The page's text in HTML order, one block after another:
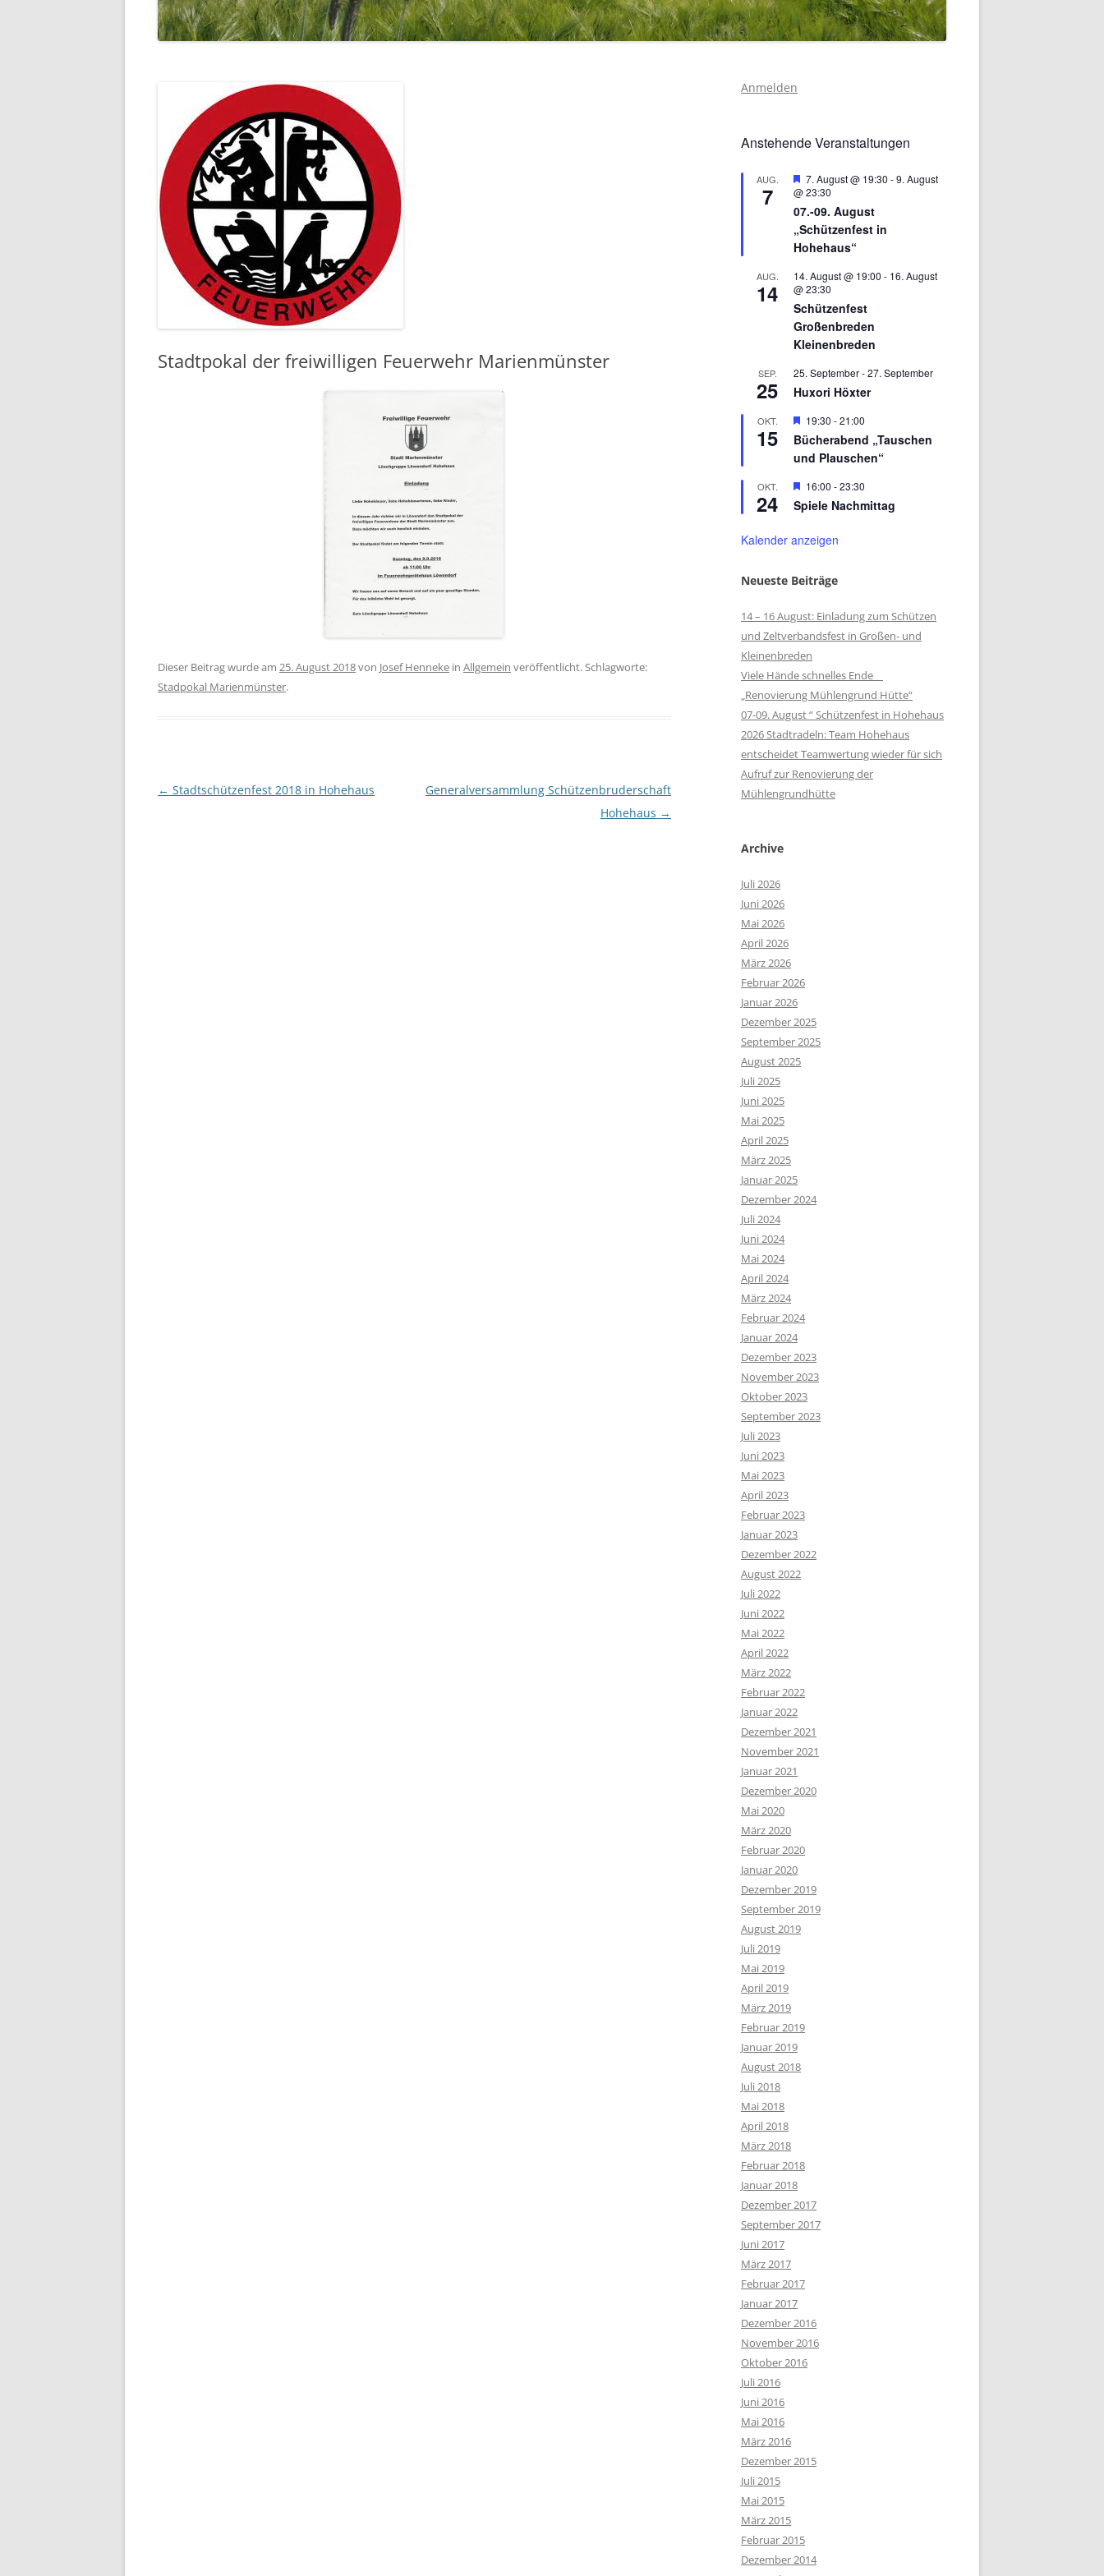
1971 – 1980
1961 – 1970
STERNSINGER / HEILIGE DREI
KÖNIGE
EHRENMAL
SCHULE
SCHUTZHÜTTE
UNSER DORF HAT ZUKUNFT
LUFTBILDER
Stadtpokal der freiwilligen Feuerwehr Marienmünster
Dieser Beitrag wurde am 25. August 2018von Josef Henneke in Allgemein veröffentlicht. Schlagworte:
Stadpokal Marienmünster.
Beitragsnavigation
← Stadtschützenfest 2018 in Hohehaus
Generalversammlung Schützenbruderschaft
Hohehaus →
Anmelden
Anstehende Veranstaltungen
AUG.
7
Hervorgehoben
7. August @ 19:30 -9. August
@ 23:30
07.-09. August
„Schützenfest in
Hohehaus“
AUG.
14
14. August @ 19:00 - 16. August
@ 23:30
Schützenfest
Großenbreden
Kleinenbreden
SEP.
25
25. September-27. September
Huxori Höxter
OKT.
15
Hervorgehoben
19:30 -21:00
Bücherabend „Tauschen
und Plauschen“
OKT.
24
Hervorgehoben
16:00 -23:30
Spiele Nachmittag
Kalender anzeigen
Neueste Beiträge
14 – 16 August: Einladung zum Schützen
und Zeltverbandsfest in Großen- und
Kleinenbreden
Viele Hände schnelles Ende
„Renovierung Mühlengrund Hütte“
07-09. August “ Schützenfest in Hohehaus
2026 Stadtradeln: Team Hohehaus
entscheidet Teamwertung wieder für sich
Aufruf zur Renovierung der
Mühlengrundhütte
Archive
Juli 2026
Juni 2026
Mai 2026
April 2026
März 2026
Februar 2026
Januar 2026
Dezember 2025
September 2025
August 2025
Juli 2025
Juni 2025
Mai 2025
April 2025
März 2025
Januar 2025
Dezember 2024
Juli 2024
Juni 2024
Mai 2024
April 2024
März 2024
Februar 2024
Januar 2024
Dezember 2023
November 2023
Oktober 2023
September 2023
Juli 2023
Juni 2023
Mai 2023
April 2023
Februar 2023
Januar 2023
Dezember 2022
August 2022
Juli 2022
Juni 2022
Mai 2022
April 2022
März 2022
Februar 2022
Januar 2022
Dezember 2021
November 2021
Januar 2021
Dezember 2020
Mai 2020
März 2020
Februar 2020
Januar 2020
Dezember 2019
September 2019
August 2019
Juli 2019
Mai 2019
April 2019
März 2019
Februar 2019
Januar 2019
August 2018
Juli 2018
Mai 2018
April 2018
März 2018
Februar 2018
Januar 2018
Dezember 2017
September 2017
Juni 2017
März 2017
Februar 2017
Januar 2017
Dezember 2016
November 2016
Oktober 2016
Juli 2016
Juni 2016
Mai 2016
März 2016
Dezember 2015
Juli 2015
Mai 2015
März 2015
Februar 2015
Dezember 2014